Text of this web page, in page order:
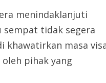
menindaklanjuti
sempat tidak segera
khawatirkan masa
pihak yang